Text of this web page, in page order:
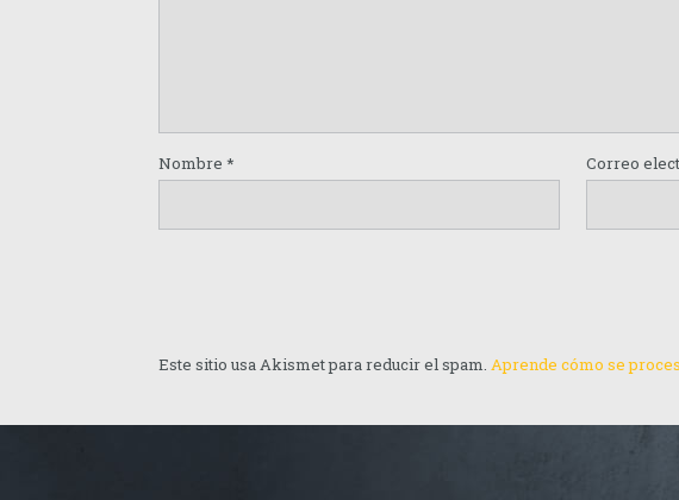
Nombre * Correo
Este sitio usa Akismet para reducir el spam. Aprende cómo se